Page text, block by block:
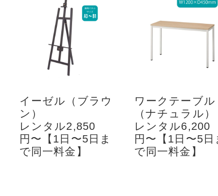
イーゼル（ブラウ
ン）
レンタル2,850
円〜【1日〜5日ま
で同一料金】
ワークテーブル
（ナチュラル）
レンタル6,200
円〜【1日〜5日
で同一料金】